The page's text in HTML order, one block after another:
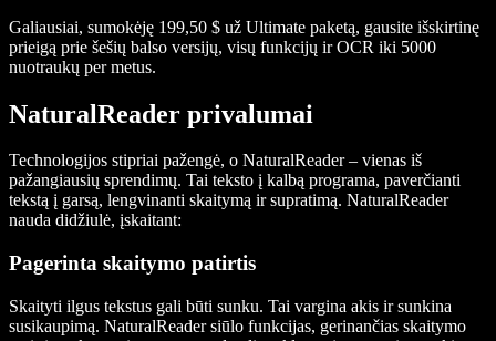
Galiausiai, sumokėję 199,50 $ už Ultimate paketą, gausite išskirtinę
prieigą prie šešių balso versijų, visų funkcijų ir OCR iki 5000
nuotraukų per metus.
NaturalReader privalumai
Technologijos stipriai pažengė, o NaturalReader – vienas iš
pažangiausių sprendimų. Tai teksto į kalbą programa, paverčianti
tekstą į garsą, lengvinanti skaitymą ir supratimą. NaturalReader
nauda didžiulė, įskaitant:
Pagerinta skaitymo patirtis
Skaityti ilgus tekstus gali būti sunku. Tai vargina akis ir sunkina
susikaupimą. NaturalReader siūlo funkcijas, gerinančias skaitymo